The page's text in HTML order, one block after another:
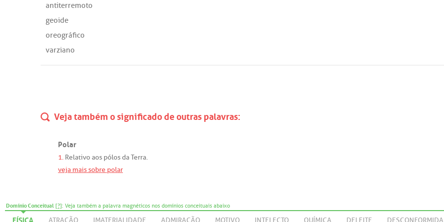
antiterremoto
geoide
oreográfico
varziano
Veja também o significado de outras palavras:
Polar
1. Relativoaos pólosdaTerra.
veja mais sobre polar
Domínio Conceitual [?]: Veja também a palavra magnéticos nos domínios conceituais abaixo
FÍSICA ATRAÇÃO IMATERIALIDADE ADMIRAÇÃO MOTIVO INTELECTO QUÍMICA DELEITE